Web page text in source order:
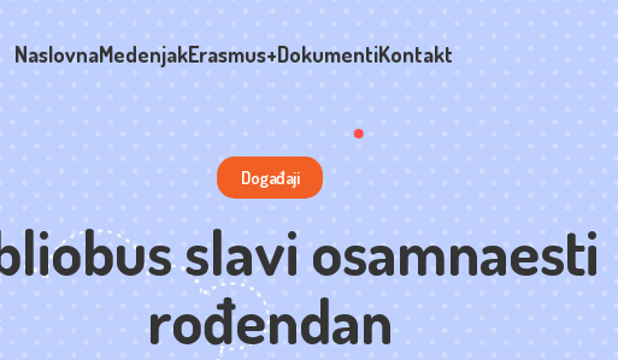
NaslovnaMedenjakErasmus+DokumentiKontakt
Događaji
slavi osamnaesti
rođendan